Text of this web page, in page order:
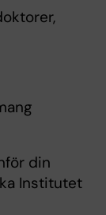
din
Institutet